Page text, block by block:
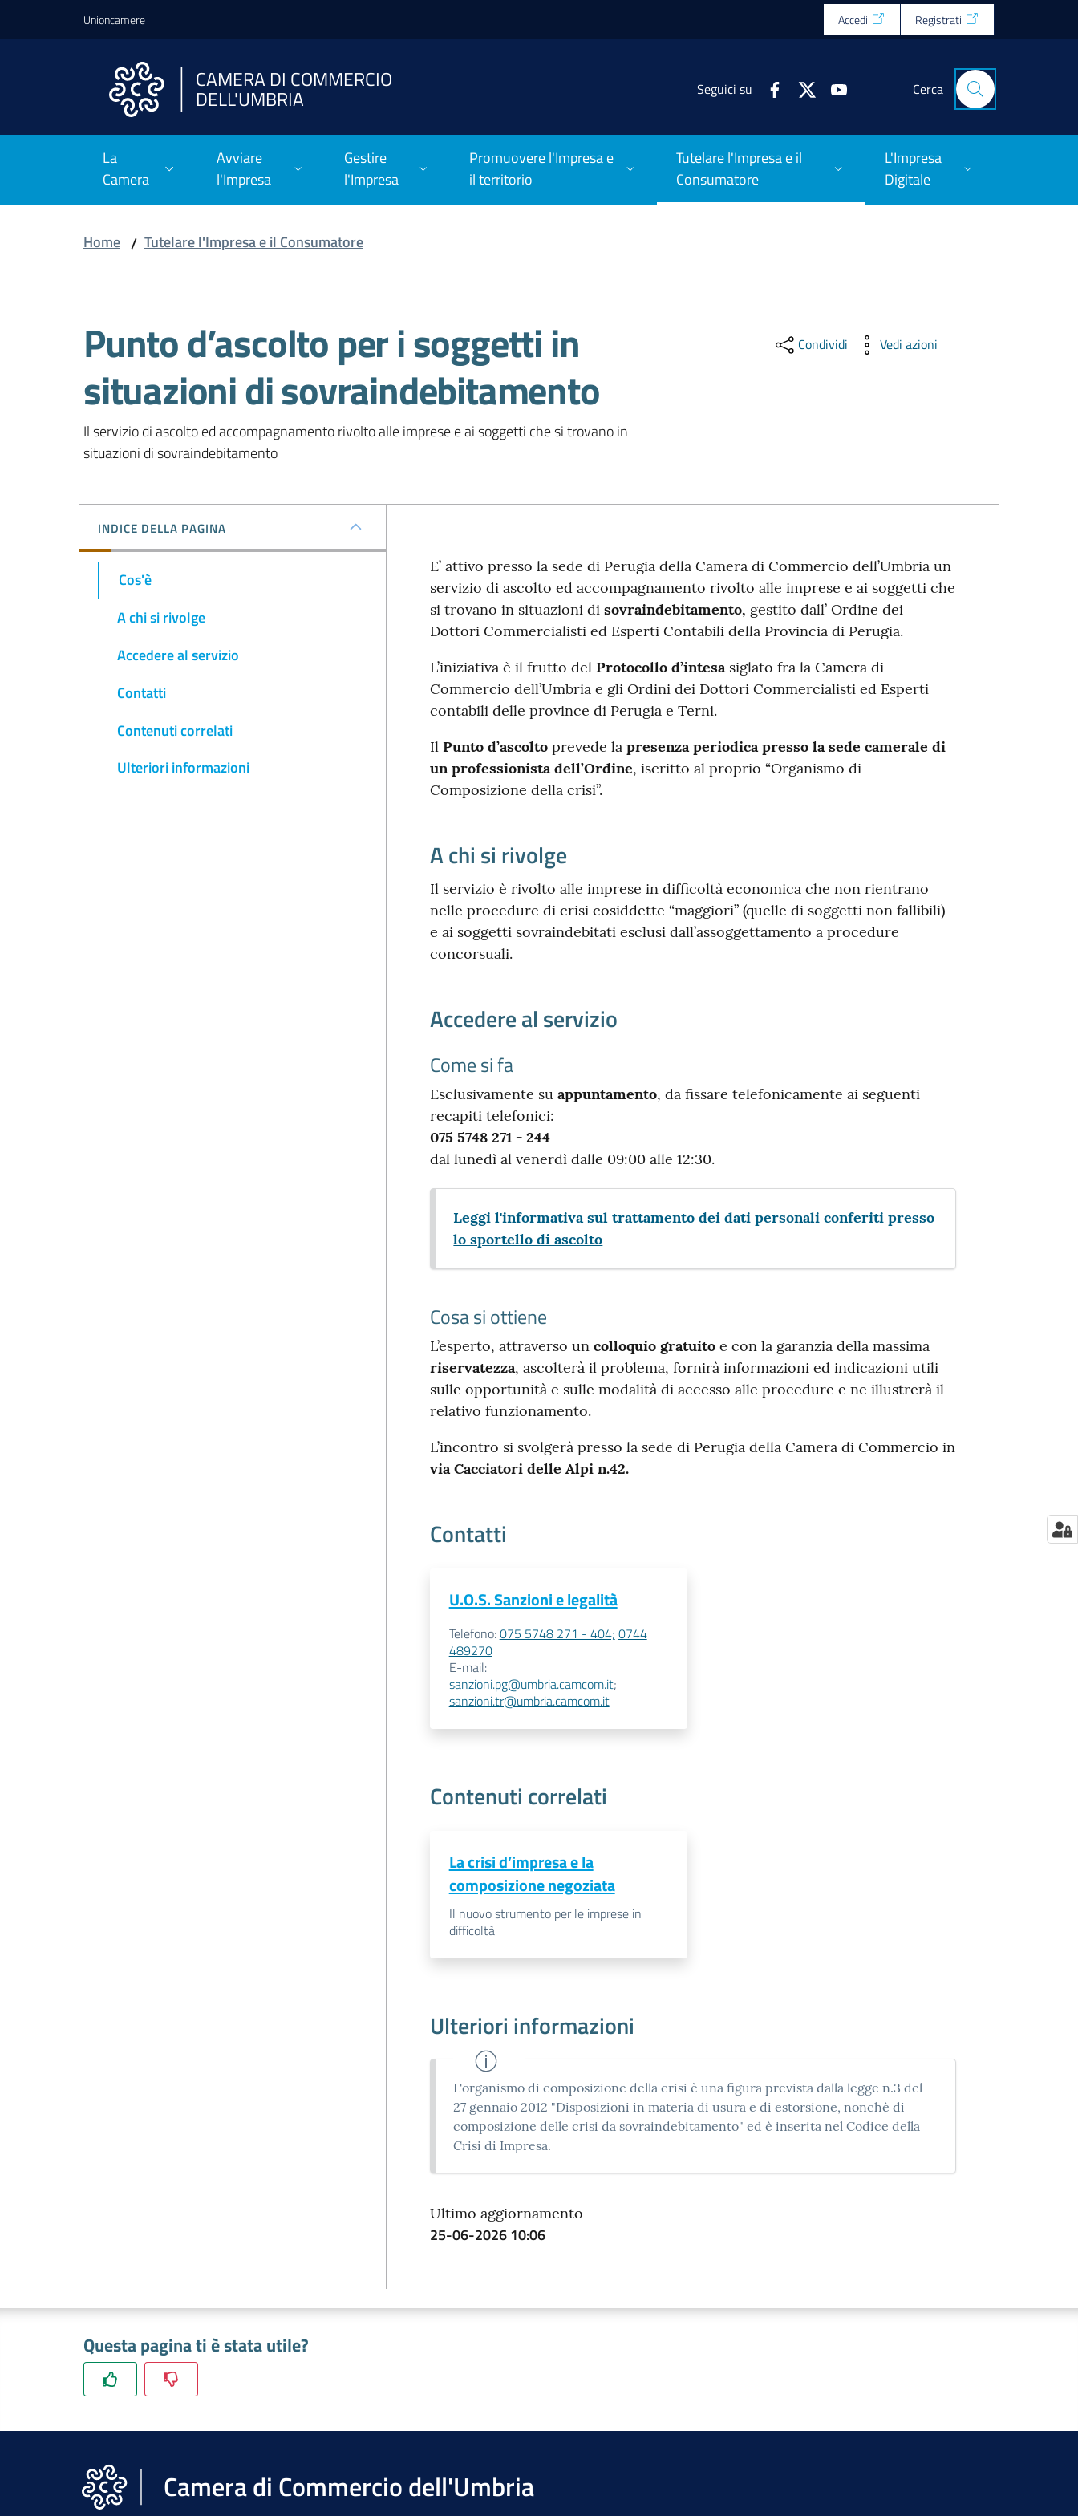
Vai al contenuto
Vai alla navigazione
Unioncamere Accedi Registrati
CAMERA DI COMMERCIO
DELL'UMBRIA Seguici su Cerca
La
Camera
Avviare
l'Impresa
Gestire
l'Impresa
Promuovere l'Impresa e
il territorio
Tutelare l'Impresa e il
Consumatore
L'Impresa
Digitale
Home / Tutelare l'Impresa e il Consumatore
Punto d’ascolto per i soggetti in
situazioni di sovraindebitamento
Il servizio di ascolto ed accompagnamento rivolto alle imprese e ai soggetti che si trovano in
situazioni di sovraindebitamento
Condividi Vedi azioni
INDICE DELLA PAGINA
Cos'è
A chi si rivolge
Accedere al servizio
Contatti
Contenuti correlati
Ulteriori informazioni
E’ attivo presso la sede di Perugia della Camera di Commercio dell’Umbria un
servizio di ascolto ed accompagnamento rivolto alle imprese e ai soggetti che
si trovano in situazioni di sovraindebitamento, gestito dall’ Ordine dei
Dottori Commercialisti ed Esperti Contabili della Provincia di Perugia.
L’iniziativa è il frutto del Protocollo d’intesasiglato fra la Camera di
Commercio dell’Umbria e gli Ordini dei Dottori Commercialisti ed Esperti
contabili delle province di Perugia e Terni.
Il Punto d’ascoltoprevede la presenza periodica presso la sede camerale di
un professionista dell’Ordine, iscritto al proprio “Organismo di
Composizione della crisi”.
A chi si rivolge
Il servizio è rivolto alle imprese in difficoltà economica che non rientrano
nelle procedure di crisi cosiddette “maggiori” (quelle di soggetti non fallibili)
e ai soggetti sovraindebitati esclusi dall’assoggettamento a procedure
concorsuali.
Accedere al servizio
Come si fa
Esclusivamente su appuntamento, da fissare telefonicamente ai seguenti
recapiti telefonici:
075 5748 271 - 244
dal lunedì al venerdì dalle 09:00 alle 12:30.
Leggi l'informativa sul trattamento dei dati personali conferiti presso
lo sportello di ascolto
Cosa si ottiene
L’esperto, attraverso un colloquio gratuitoe con la garanzia della massima
riservatezza, ascolterà il problema, fornirà informazioni ed indicazioni utili
sulle opportunità e sulle modalità di accesso alle procedure e ne illustrerà il
relativo funzionamento.
L’incontro si svolgerà presso la sede di Perugia della Camera di Commercio in
via Cacciatori delle Alpi n.42.
Contatti
U.O.S. Sanzioni e legalità
Telefono:075 5748 271 - 404; 0744
489270
E-mail:
sanzioni.pg@umbria.camcom.it;
sanzioni.tr@umbria.camcom.it
Contenuti correlati
La crisi d’impresa e la
composizione negoziata
Il nuovo strumento per le imprese in
difficoltà
Ulteriori informazioni
L'organismo di composizione della crisi è una figura prevista dalla legge n.3 del
27 gennaio 2012 "Disposizioni in materia di usura e di estorsione, nonchè di
composizione delle crisi da sovraindebitamento" ed è inserita nel Codice della
Crisi di Impresa.
Ultimo aggiornamento
25-06-2026 10:06
Questa pagina ti è stata utile?
Camera di Commercio dell'Umbria